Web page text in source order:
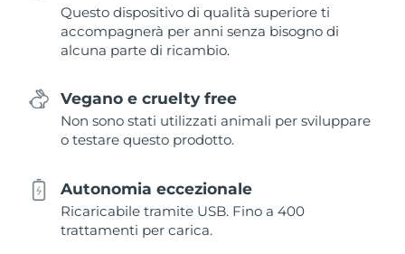
Questo dispositivo di qualità superiore ti
accompagnerà per anni senza bisogno di
alcuna parte di ricambio.
Vegano e cruelty free
Non sono stati utilizzati animali per sviluppare
o testare questo prodotto.
Autonomia eccezionale
Ricaricabile tramite USB. Fino a 400
trattamenti per carica.